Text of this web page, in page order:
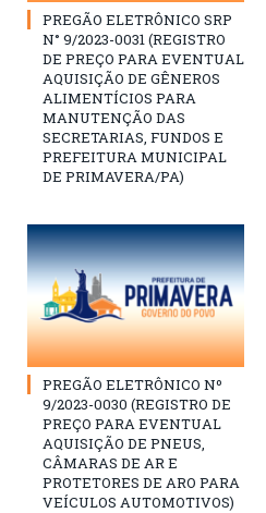
PREGÃO ELETRÔNICO SRP
N° 9/2023-0031 (REGISTRO
DE PREÇO PARA EVENTUAL
AQUISIÇÃO DE GÊNEROS
ALIMENTÍCIOS PARA
MANUTENÇÃO DAS
SECRETARIAS, FUNDOS E
PREFEITURA MUNICIPAL
DE PRIMAVERA/PA)
PREGÃO ELETRÔNICO Nº
9/2023-0030 (REGISTRO DE
PREÇO PARA EVENTUAL
AQUISIÇÃO DE PNEUS,
CÂMARAS DE AR E
PROTETORES DE ARO PARA
VEÍCULOS AUTOMOTIVOS)